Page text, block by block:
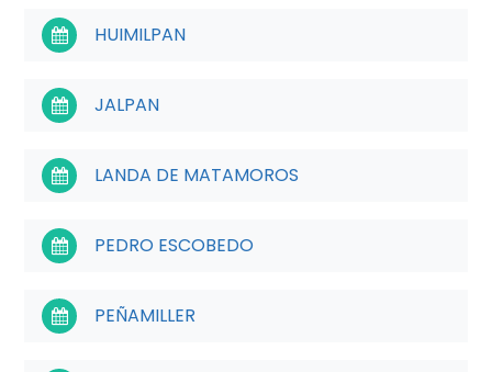
HUIMILPAN
JALPAN
LANDA DE MATAMOROS
PEDRO ESCOBEDO
PEÑAMILLER